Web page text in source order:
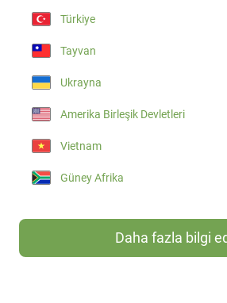
Türkiye
Tayvan
Ukrayna
Amerika Birleşik Devletleri
Vietnam
Güney Afrika
Daha fazla bilgi